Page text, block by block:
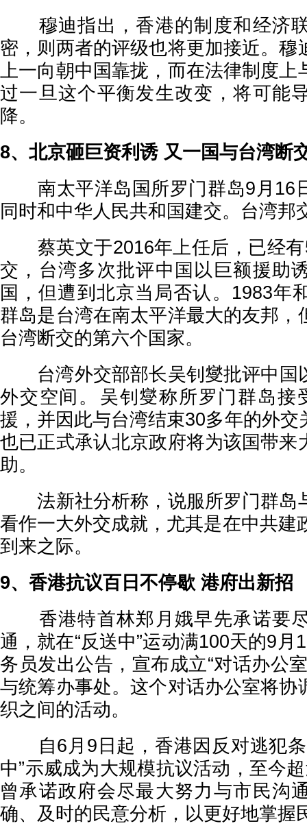
穆迪指出，香港的制度和经济
密，则两者的评级也将更加接近。穆
上一向朝中国靠拢，而在法律制度上
过一旦这个平衡发生改变，将可能
降。
8、北京砸巨资利诱 又一国与台湾断
南太平洋岛国所罗门群岛9月16
同时和中华人民共和国建交。台湾邦
蔡英文于2016年上任后，已经有
交，台湾多次批评中国以巨额援助
国，但遭到北京当局否认。1983年
群岛是台湾在南太平洋最大的友邦，
台湾断交的第六个国家。
台湾外交部部长‎吴钊燮批评中国
外交空间。‎吴钊燮称所罗门群岛接
援，并因此与台湾结束30多年的外交
也已正式承认北京政府将为该国带来
助。
法新社分析称，说服所罗门群岛
看作一大外交成就，尤其是在中共建
到来之际。
9、香港抗议百日不停歇 港府出新招
香港特首林郑月娥早先承诺要
通，就在“反送中”运动满100天的9月
务员发出公告，宣布成立“对话办公
与统筹办事处。这个对话办公室将协
织之间的活动。
自6月9日起，香港因反对逃犯条
中”示威成为大规模抗议活动，至今
曾承诺政府会尽最大努力与市民沟
确、及时的民意分析，以更好地掌握